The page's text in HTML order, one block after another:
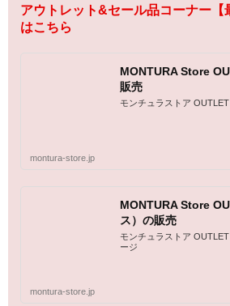
アウトレット&セール品コーナー【
はこちら
MONTURA Store
販売
モンチュラストア
montura-store.jp
MONTURA Store
ス）の販売
モンチュラストア
ージ
montura-store.jp